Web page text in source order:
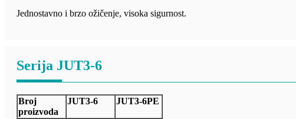
Jednostavno i brzo ožičenje, visoka sigurnost.
Serija JUT3-6
Broj
proizvoda
JUT3-6 JUT3-6PE